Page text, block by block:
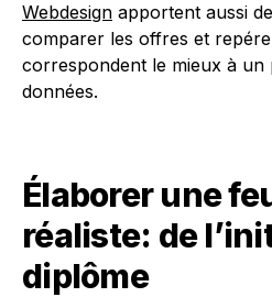
Webdesign apportent aussi
comparer les offres et
correspondent le mieux à un
données.
Élaborer une
réaliste: de
diplôme